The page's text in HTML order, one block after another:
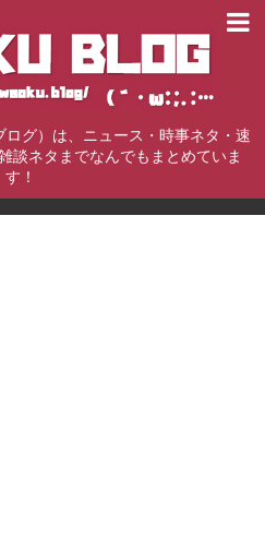
グ）は、ニュース・時事ネタ・速
談ネタまでなんでもまとめていま
す！